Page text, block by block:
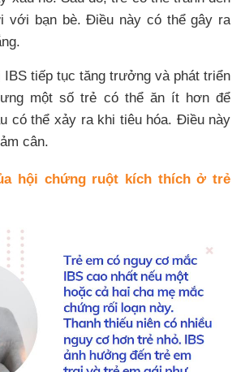
với bạn bè. Điều này có thể gây ra
IBS tiếp tục tăng trưởng và phát triển
một số trẻ có thể ăn ít hơn để
có thể xảy ra khi tiêu hóa. Điều này
cân.
hội chứng ruột kích thích ở trẻ